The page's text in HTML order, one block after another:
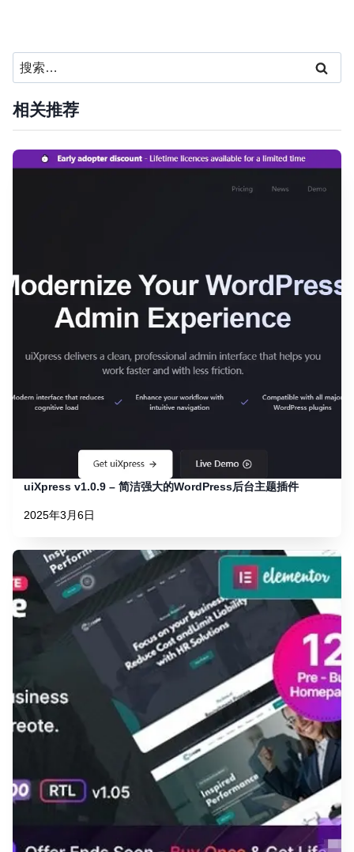
搜
索：
相关推荐
uiXpress v1.0.9 – 简洁强大的WordPress后台主题插件
2025年3月6日